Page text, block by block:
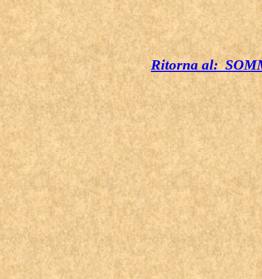
Ritorna al: